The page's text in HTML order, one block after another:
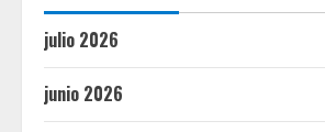
julio 2026
junio 2026